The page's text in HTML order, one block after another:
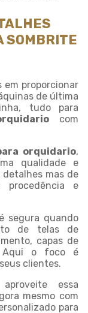
SOMBRITE
em proporcionar
de última
tudo para
com
orquidario,
qualidade e
mas de
procedência e
segura quando
de telas de
capas de
Aqui o foco é
clientes.
essa
mesmo com
para